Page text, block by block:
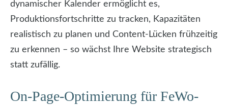
dynamischer Kalender ermöglicht es,
Produktionsfortschritte zu tracken, Kapazitäten
realistisch zu planen und Content-Lücken frühzeitig
zu erkennen – so wächst Ihre Website strategisch
statt zufällig.
On-Page-Optimierung für FeWo-